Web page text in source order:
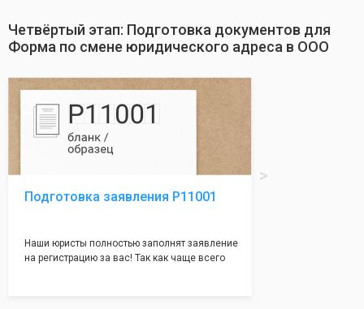
Четвёртый этап: Подготовка документов для
Форма по смене юридического адреса в ООО
Подготовка заявления Р11001
Наши юристы полностью заполнят заявление
на регистрацию за вас! Так как чаще всего